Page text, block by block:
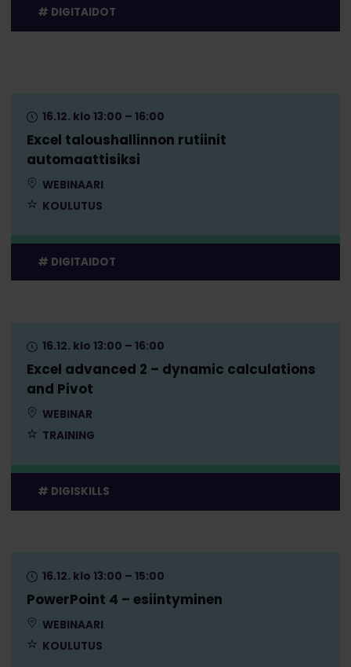
DIGITAIDOT
Excel taloushallinnon rutiinit
automaattisiksi
16.12. klo 13:00 – 16:00
WEBINAARI
KOULUTUS
DIGITAIDOT
Excel advanced 2 – dynamic calculations
and Pivot
16.12. klo 13:00 – 16:00
WEBINAR
TRAINING
DIGISKILLS
PowerPoint 4 – esiintyminen
16.12. klo 13:00 – 15:00
WEBINAARI
KOULUTUS